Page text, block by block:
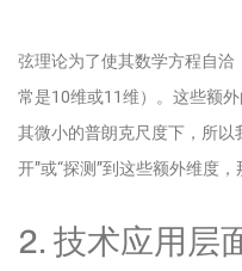
弦理论为了使其数学方程自洽
常是10维或11维）。这些额
其微小的普朗克尺度下，所以
开”或“探测”到这些额外维度
2. 技术应用层